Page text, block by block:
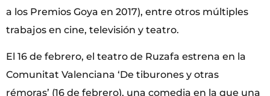
a los Premios Goya en 2017), entre otros múltiples
trabajos en cine, televisión y teatro.
El 16 de febrero, el teatro de Ruzafa estrena en la
Comunitat Valenciana ‘De tiburones y otras
rémoras’ (16 de febrero), una comedia en la que una